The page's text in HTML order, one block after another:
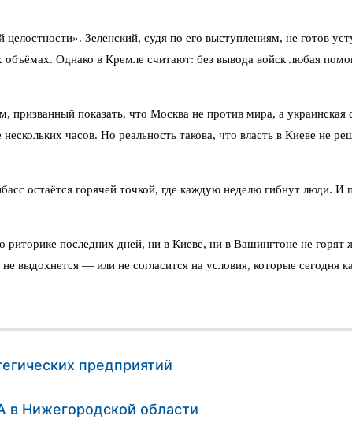
Зеленский, судя по его выступлениям, не готов
Однако в Кремле считают: без вывода войск любая
показать, что Москва не против мира, а украинская
часов. Но реальность такова, что власть в Киеве не
остаётся горячей точкой, где каждую неделю гибнут люди. И
последних дней, ни в Киеве, ни в Вашингтоне не горят
выдохнется — или не согласится на условия, которые сегодня
предприятий
в Нижегородской области